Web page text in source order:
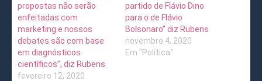
propostas não serão
enfeitadas com
marketing e nossos
debates são com base
em diagnósticos
científicos”, diz Rubens
fevereiro 12, 2020
partido de Flávio Dino
para o de Flávio
Bolsonaro” diz Rubens
novembro 4, 2020
Em "Política"